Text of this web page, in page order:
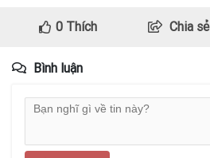
0Thích Chia sẻ
Bình luận